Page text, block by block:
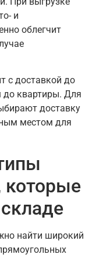
и
облегчит
с доставкой до
до квартиры. Для
доставку
местом для
найти широкий